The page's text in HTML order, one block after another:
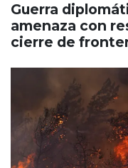
Guerra
amenaza con
cierre de